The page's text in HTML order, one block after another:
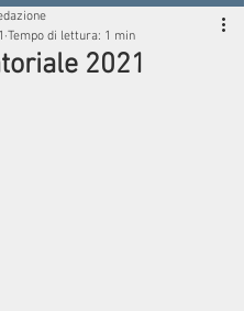
2021
Tempo di lettura: 1 min